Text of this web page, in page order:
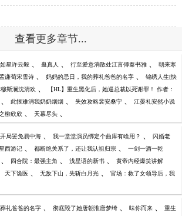
查看更多章节...
星许云毅 、 蛊真人 、 行至爱意消散处江言傅秦书雅 、 朝来寒
谦荀宋雪诗 、 妈妈的忌日，我的葬礼爸爸的名字 、 锦绣人生[快
斯澜沈清欢 、 【HL】重生黑化后，她逼总裁以死谢罪！ 作者：
、 此恨难消我奶奶烟烟 、 失效攻略裴安桑宁 、 江晏礼安然小说
柳欣欣 、 天幕尽头 、
局罢免易中海 、 我一堂堂演员绑定个曲库有啥用？ 、 闪婚老
西游记 、 都断绝关系了，还让我认祖归宗 、 一剑一酒一乾
、 四合院：最强主角 、 浅星语的新书 、 黄帝内经爆笑讲解
天下诡医 、 无敌下山，先斩白月光 、 官场：救了女领导后，我
礼爸爸的名字 、 彻底毁了她唐朝淮唐梦绮 、 味你而来 、 重生